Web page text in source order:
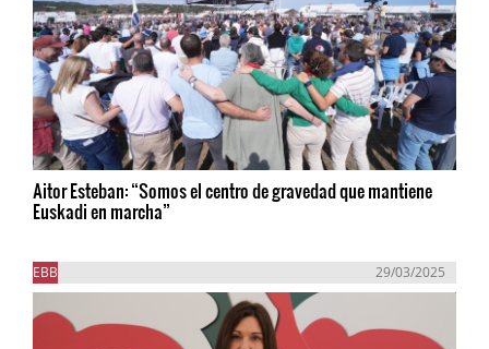
Aitor Esteban: “Somos el centro de gravedad que mantiene
Euskadi en marcha”
EBB 29/03/2025